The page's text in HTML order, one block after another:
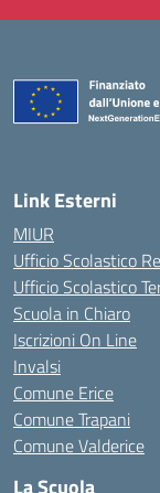
Link Esterni
MIUR
Ufficio Scolastico
Ufficio Scolastico
Scuola in Chiaro
Iscrizioni On Line
Invalsi
Comune Erice
Comune Trapani
Comune Valderice
La Scuola